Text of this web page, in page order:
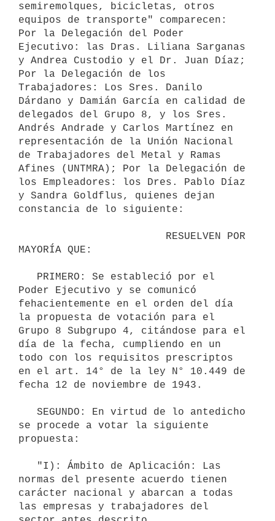
semiremolques, bicicletas, otros
equipos de transporte" comparecen:
Por la Delegación del Poder
Ejecutivo: las Dras. Liliana Sarganas
y Andrea Custodio y el Dr. Juan Díaz;
Por la Delegación de los
Trabajadores: Los Sres. Danilo
Dárdano y Damián García en calidad de
delegados del Grupo 8, y los Sres.
Andrés Andrade y Carlos Martínez en
representación de la Unión Nacional
de Trabajadores del Metal y Ramas
Afines (UNTMRA); Por la Delegación de
los Empleadores: los Dres. Pablo Díaz
y Sandra Goldflus, quienes dejan
constancia de lo siguiente:
MAYORÍA QUE:
Poder Ejecutivo y se comunicó
fehacientemente en el orden del día
la propuesta de votación para el
Grupo 8 Subgrupo 4, citándose para el
día de la fecha, cumpliendo en un
todo con los requisitos prescriptos
en el art. 14° de la ley N° 10.449 de
fecha 12 de noviembre de 1943.
se procede a votar la siguiente
propuesta:
normas del presente acuerdo tienen
carácter nacional y abarcan a todas
las empresas y trabajadores del